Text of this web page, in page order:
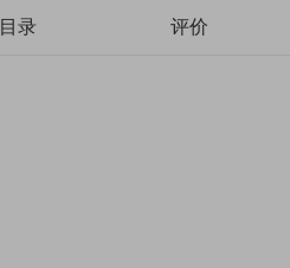
目录 评价